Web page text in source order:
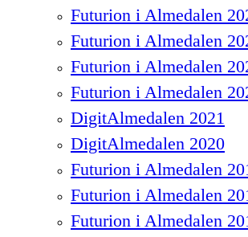
Futurion i Almedalen
Futurion i Almedalen
Futurion i Almedalen
Futurion i Almedalen
DigitAlmedalen 2021
DigitAlmedalen 2020
Futurion i Almedalen
Futurion i Almedalen
Futurion i Almedalen